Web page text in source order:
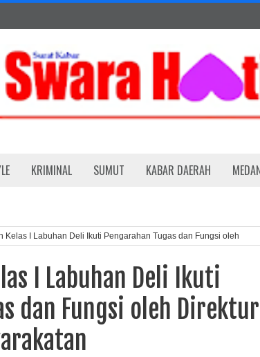
KRIMINAL SUMUT KABAR DAERAH
Kelas I Labuhan Deli Ikuti Pengarahan Tugas dan Fungsi oleh
I Labuhan Deli Ikuti
dan Fungsi oleh Direktur